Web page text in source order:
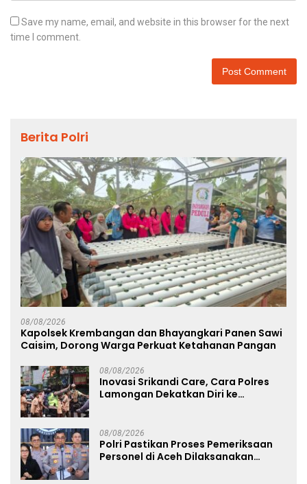
Save my name, email, and website in this browser for the next
time I comment.
Berita Polri
08/08/2026
Kapolsek Krembangan dan Bhayangkari Panen Sawi
Caisim, Dorong Warga Perkuat Ketahanan Pangan
08/08/2026
Inovasi Srikandi Care, Cara Polres
Lamongan Dekatkan Diri ke
08/08/2026
Polri Pastikan Proses Pemeriksaan
Personel di Aceh Dilaksanakan